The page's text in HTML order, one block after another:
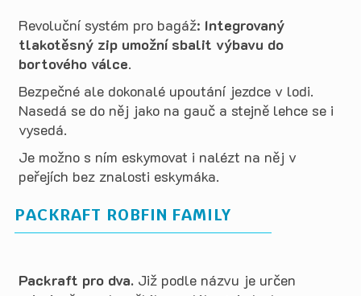
Revoluční systém pro bagáž: Integrovaný
tlakotěsný zip umožní sbalit výbavu do
bortového válce.
Bezpečné ale dokonalé upoutání jezdce v lodi.
Nasedá se do něj jako na gauč a stejně lehce se i
vysedá.
Je možno s ním eskymovat i nalézt na něj v
peřejích bez znalosti eskymáka.
PACKRAFT ROBFIN FAMILY
Packraft pro dva. Již podle názvu je určen